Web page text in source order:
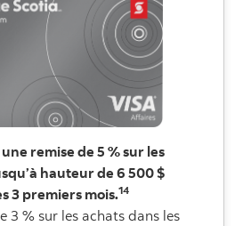
remise de 5 % sur les
hauteur de 6 500 $
3 premiers mois.14
3 % sur les achats dans les